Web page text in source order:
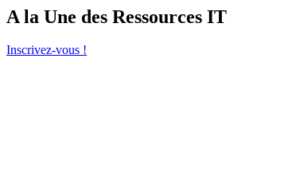
A la Une des Ressources IT
Inscrivez-vous !